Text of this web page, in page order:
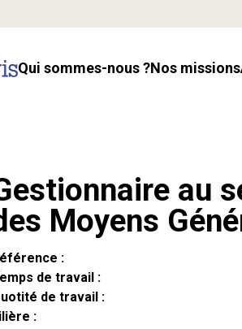
Qui sommes-nous ? Nos missions
au
Moyens
:
de travail :
de travail :
: